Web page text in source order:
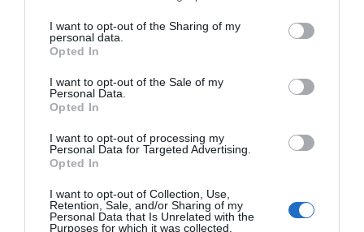
I want to opt-out of the Sharing of my
personal data.
Opted In
I want to opt-out of the Sale of my
Personal Data.
Opted In
I want to opt-out of processing my
Personal Data for Targeted Advertising.
Opted In
I want to opt-out of Collection, Use,
Retention, Sale, and/or Sharing of my
Personal Data that Is Unrelated with the
Purposes for which it was collected.